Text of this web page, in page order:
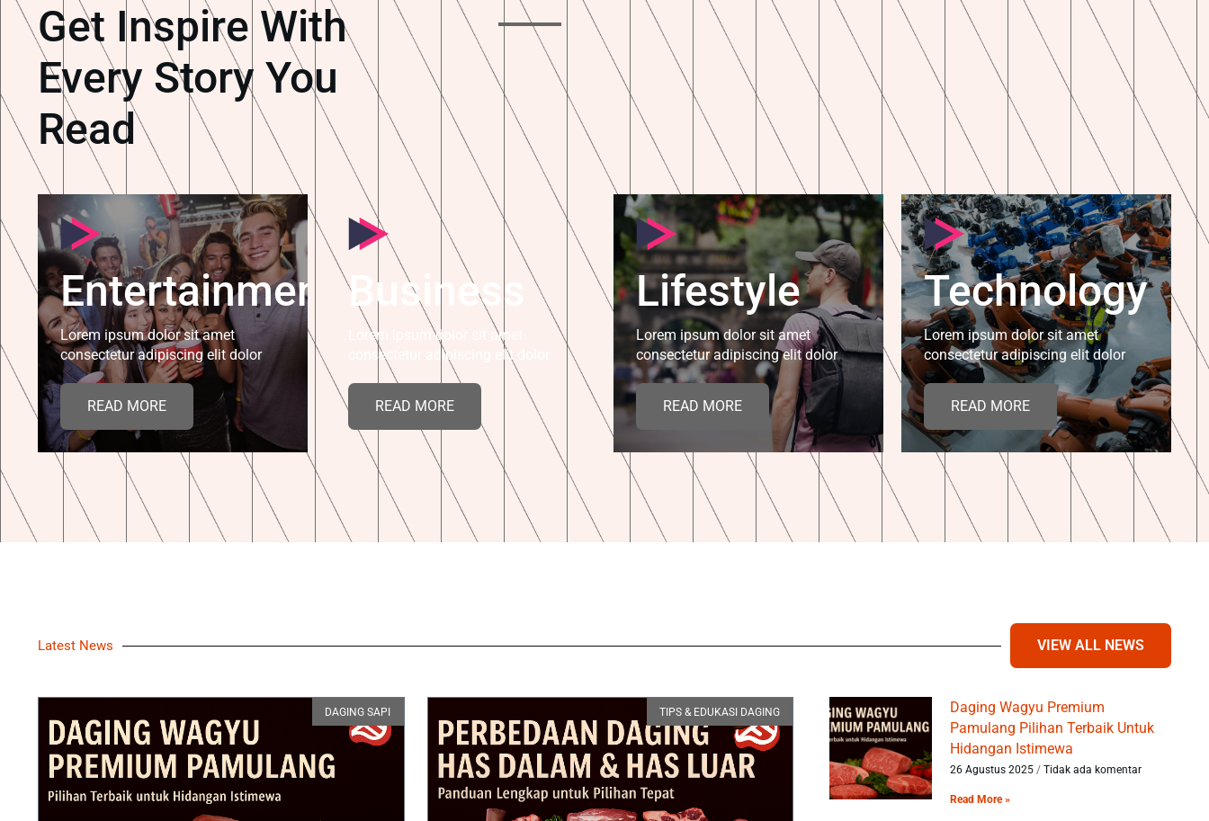
Get Inspire With
Every Story You
Read
Entertainment
Lorem ipsum dolor sit amet
consectetur adipiscing elit dolor
READ MORE
Business
Lorem ipsum dolor sit amet
consectetur adipiscing elit dolor
READ MORE
Lifestyle
Lorem ipsum dolor sit amet
consectetur adipiscing elit dolor
READ MORE
Technology
Lorem ipsum dolor sit amet
consectetur adipiscing elit dolor
READ MORE
Latest News VIEW ALL NEWS
DAGING SAPI TIPS & EDUKASI DAGING
Daging Wagyu Premium
Pamulang Pilihan Terbaik Untuk
Hidangan Istimewa
26 Agustus 2025 Tidak ada komentar
Read More »